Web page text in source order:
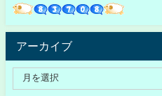
アーカイブ